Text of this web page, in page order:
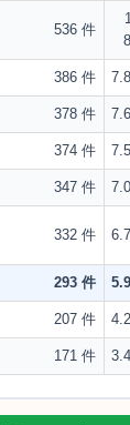
536 件
386 件
378 件
374 件
347 件
332 件
293 件
207 件
171 件